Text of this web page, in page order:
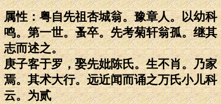
属性：粤自先祖杏城翁。豫章人。以幼科
鸣。第一世。蚤卒。先考菊轩翁孤。继其
志而述之。
庚子客于罗，娶先妣陈氏。生不肖。乃家
焉。其术大行。远近闻而诵之万氏小儿科
云。为贰